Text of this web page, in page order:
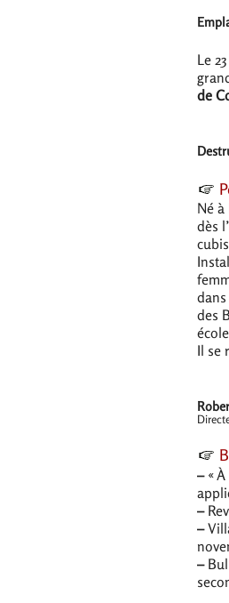
Le
de
Né
dès
des
Il se
–«À
–
–
–